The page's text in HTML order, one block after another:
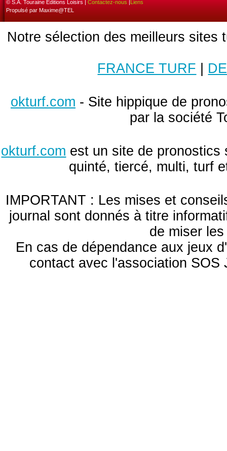
© S.A. Touraine Editions Loisirs | Contactez-nous |Liens
Propulsé par Maxime@TEL
Notre sélection des meilleurs sites
FRANCE TURF
okturf.com - Site hippique de
par la société
okturf.com est un site de pronostics
quinté, tiercé, multi, turf
IMPORTANT : Les mises et
journal sont donnés à titre
de miser
En cas de dépendance aux jeux
contact avec l'association